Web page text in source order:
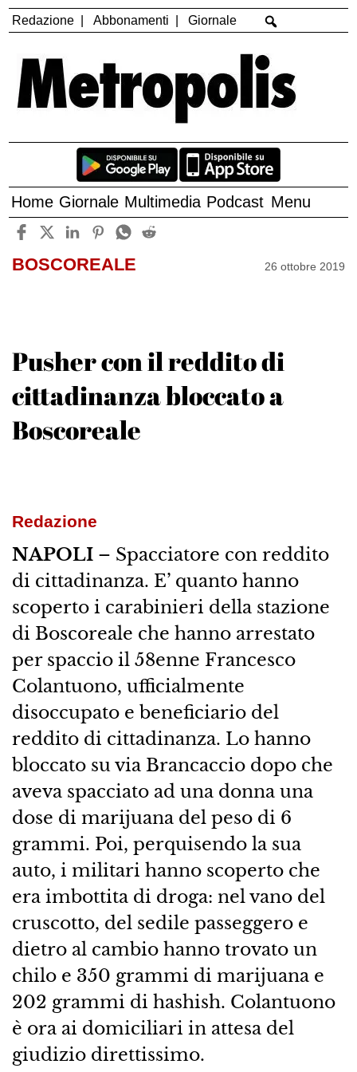
Redazione Abbonamenti Giornale
Home Giornale Multimedia Podcast Menu
BOSCOREALE 26 ottobre 2019
Pusher con il reddito di
cittadinanza bloccato a
Boscoreale
Redazione
NAPOLI– Spacciatore con reddito
di cittadinanza. E’ quanto hanno
scoperto i carabinieri della stazione
di Boscoreale che hanno arrestato
per spaccio il 58enne Francesco
Colantuono, ufficialmente
disoccupato e beneficiario del
reddito di cittadinanza. Lo hanno
bloccato su via Brancaccio dopo che
aveva spacciato ad una donna una
dose di marijuana del peso di 6
grammi. Poi, perquisendo la sua
auto, i militari hanno scoperto che
era imbottita di droga: nel vano del
cruscotto, del sedile passeggero e
dietro al cambio hanno trovato un
chilo e 350 grammi di marijuana e
202 grammi di hashish. Colantuono
è ora ai domiciliari in attesa del
giudizio direttissimo.